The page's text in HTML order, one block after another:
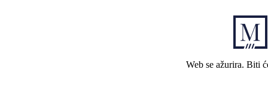
Web se ažurira. Biti